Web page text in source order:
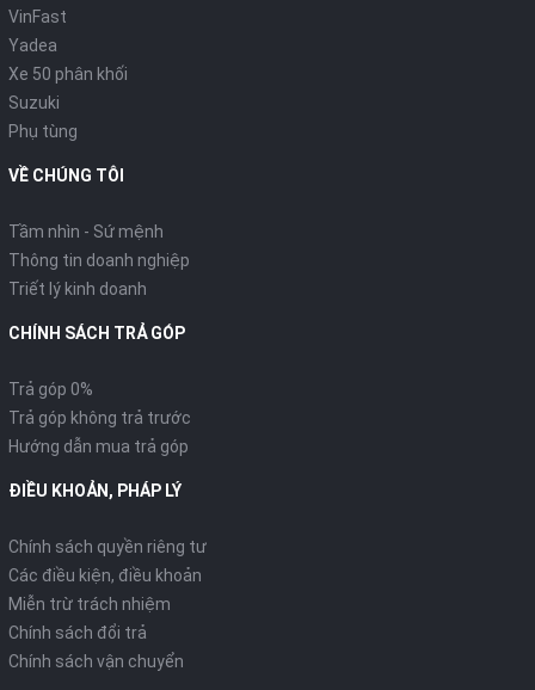
VinFast
Yadea
Xe 50 phân khối
Suzuki
Phụ tùng
VỀ CHÚNG TÔI
Tầm nhìn - Sứ mệnh
Thông tin doanh nghiệp
Triết lý kinh doanh
CHÍNH SÁCH TRẢ GÓP
Trả góp 0%
Trả góp không trả trước
Hướng dẫn mua trả góp
ĐIỀU KHOẢN, PHÁP LÝ
Chính sách quyền riêng tư
Các điều kiện, điều khoản
Miễn trừ trách nhiệm
Chính sách đổi trả
Chính sách vận chuyển